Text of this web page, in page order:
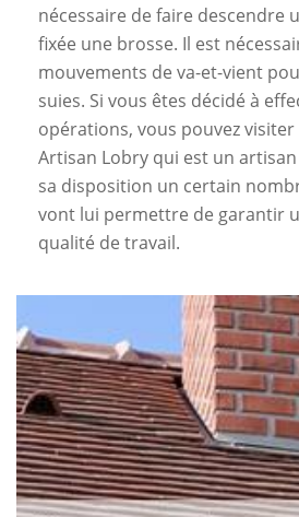
nécessaire de faire descendre
fixée une brosse. Il est
mouvements de va-et-vient
suies. Si vous êtes décidé à
opérations, vous pouvez visiter
Artisan Lobry qui est un
sa disposition un certain
vont lui permettre de garantir
qualité de travail.